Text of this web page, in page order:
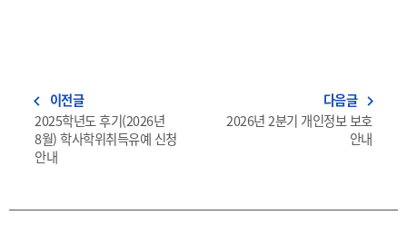
navigate_before 이전글
2025학년도 후기(2026년
8월) 학사학위취득유예 신청
안내
다음글 navigate_next
2026년 2분기 개인정보 보호
안내